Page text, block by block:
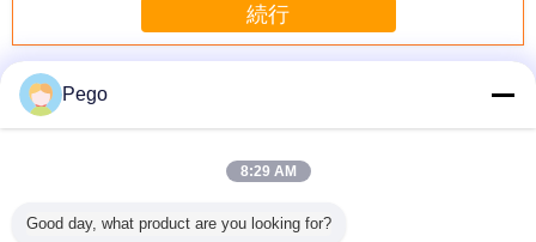
続行
多くプラグソケットテスタ
のため
図30電
直接差込式装置の
ためのトルクのプ
倒れかけたバレル
のプラグのソケッ
Pego
8:29 AM
Good day, what product are you looking for?